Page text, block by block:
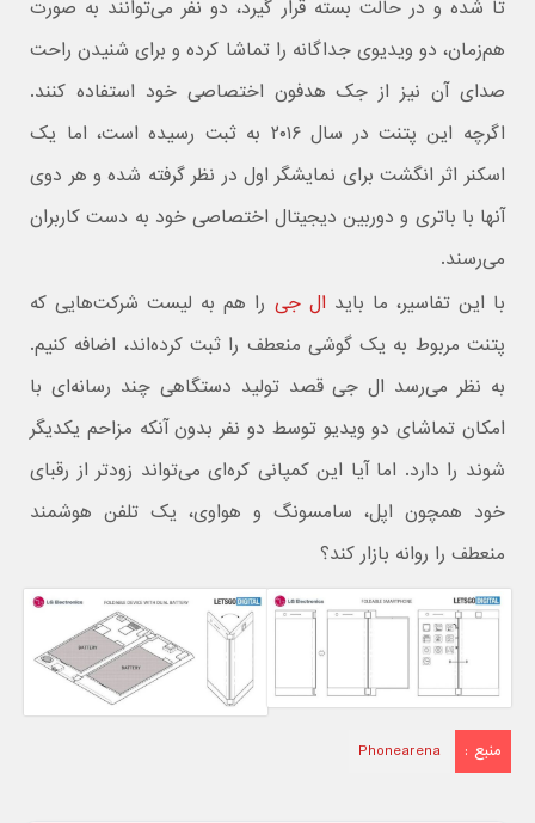
تا شده و در حالت بسته قرار گیرد، دو نفر می‌توانند به صورت
هم‌زمان، دو ویدیوی جداگانه را تماشا کرده و برای شنیدن راحت
صدای آن نیز از جک هدفون اختصاصی خود استفاده کنند.
اگرچه این پتنت در سال ۲۰۱۶ به ثبت رسیده است، اما یک
اسکنر اثر انگشت برای نمایشگر اول در نظر گرفته شده و هر دوی
آنها با باتری و دوربین دیجیتال اختصاصی خود به دست کاربران
می‌رسند.
با این تفاسیر، ما باید ال جی را هم به لیست شرکت‌هایی که
پتنت مربوط به یک گوشی منعطف را ثبت کرده‌اند، اضافه کنیم.
به نظر می‌رسد ال جی قصد تولید دستگاهی چند رسانه‌ای با
امکان تماشای دو ویدیو توسط دو نفر بدون آنکه مزاحم یکدیگر
شوند را دارد. اما آیا این کمپانی کره‌ای می‌تواند زودتر از رقبای
خود همچون اپل، سامسونگ و هواوی، یک تلفن هوشمند
منعطف را روانه بازار کند؟
منبع : Phonearena